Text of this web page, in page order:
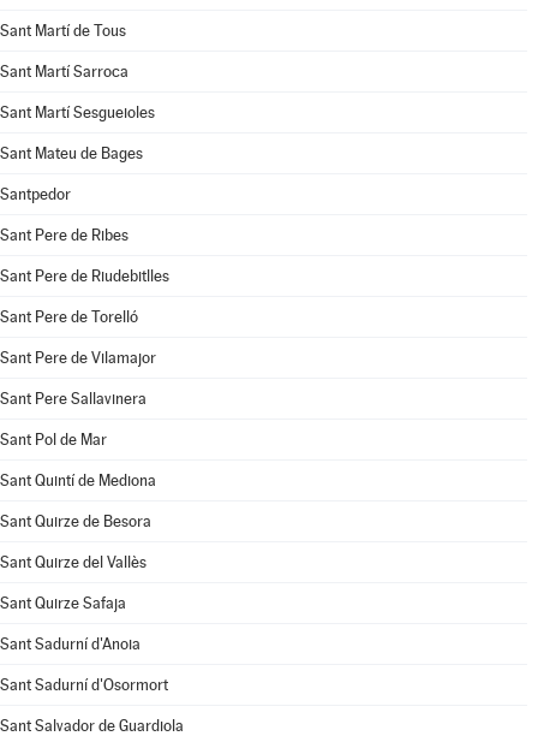
Sant Martí de Tous
Sant Martí Sarroca
Sant Martí Sesgueioles
Sant Mateu de Bages
Santpedor
Sant Pere de Ribes
Sant Pere de Riudebitlles
Sant Pere de Torelló
Sant Pere de Vilamajor
Sant Pere Sallavinera
Sant Pol de Mar
Sant Quintí de Mediona
Sant Quirze de Besora
Sant Quirze del Vallès
Sant Quirze Safaja
Sant Sadurní d'Anoia
Sant Sadurní d'Osormort
Sant Salvador de Guardiola